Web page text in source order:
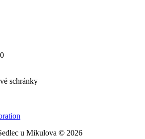
schránky
u Mikulova © 2026